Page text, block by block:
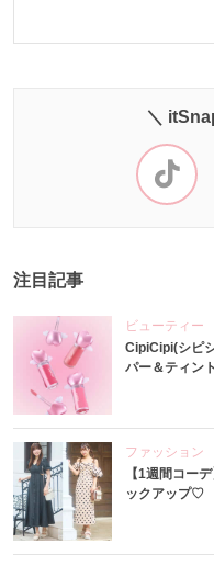
＼
注目記事
ビューティー
CipiCipi(シピ
パー＆ティン
ファッション
【1週間コー
ックアップ♡